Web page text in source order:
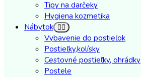
Tipy na darčeky
Hygiena kozmetika
Nábytok
Vybavenie do postieľok
Postieľky,kolísky
Cestovné postieľky, ohrádky
Postele